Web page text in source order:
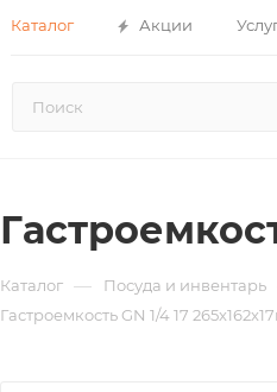
Каталог Акции
Каталог — Посуда и инвентарь
Гастроемкость GN 1/4 17